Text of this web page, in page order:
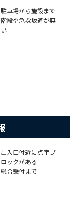
駐車場から施設まで
階段や急な坂道が無
い
出入口付近に点字ブ
ロックがある
総合受付まで